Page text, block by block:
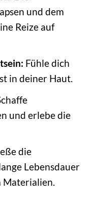
und dem
Reize auf
Fühle dich
in deiner Haut.
und erlebe die
die
Lebensdauer
Materialien.